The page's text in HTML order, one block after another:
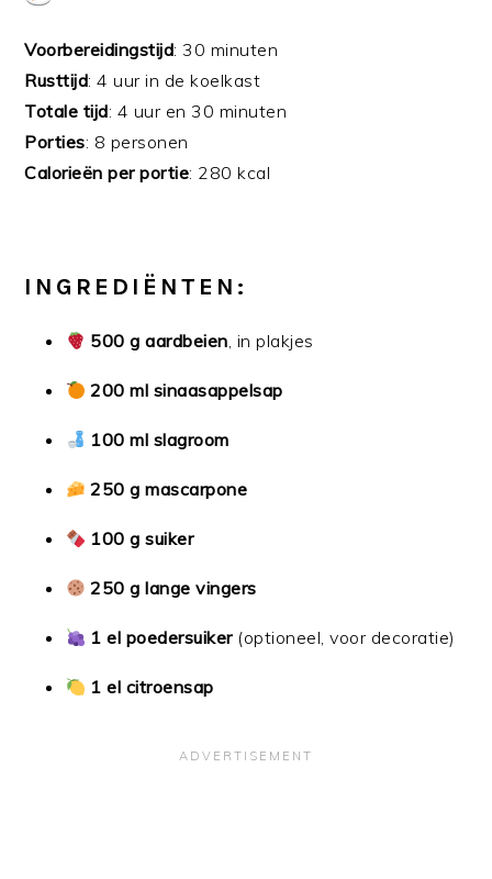
Voorbereidingstijd: 30 minuten
Rusttijd: 4 uur in de koelkast
Totale tijd: 4 uur en 30 minuten
Porties: 8 personen
Calorieën per portie: 280 kcal
INGREDIËNTEN:
500 g aardbeien, in plakjes
200 ml sinaasappelsap
100 ml slagroom
250 g mascarpone
100 g suiker
250 g lange vingers
1 el poedersuiker(optioneel, voor decoratie)
1 el citroensap